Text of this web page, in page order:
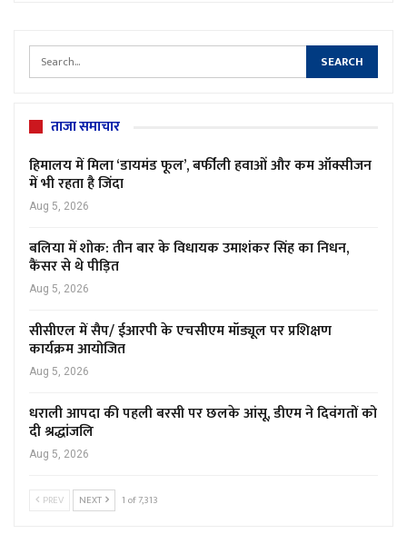
ताजा समाचार
हिमालय में मिला ‘डायमंड फूल’, बर्फीली हवाओं और कम ऑक्सीजन
में भी रहता है जिंदा
Aug 5, 2026
बलिया में शोक: तीन बार के विधायक उमाशंकर सिंह का निधन,
कैंसर से थे पीड़ित
Aug 5, 2026
सीसीएल में सैप/ ईआरपी के एचसीएम मॉड्यूल पर प्रशिक्षण
कार्यक्रम आयोजित
Aug 5, 2026
धराली आपदा की पहली बरसी पर छलके आंसू, डीएम ने दिवंगतों को
दी श्रद्धांजलि
Aug 5, 2026
PREV NEXT 1 of 7,313